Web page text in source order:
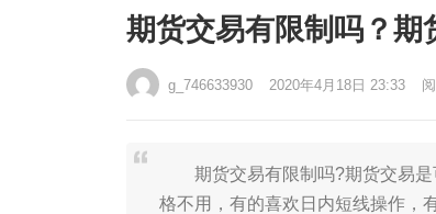
期货交易有限制吗？期
g_746633930 2020年4月18日 23:33
期货交易有限制吗?期货交易是
格不用，有的喜欢日内短线操作，